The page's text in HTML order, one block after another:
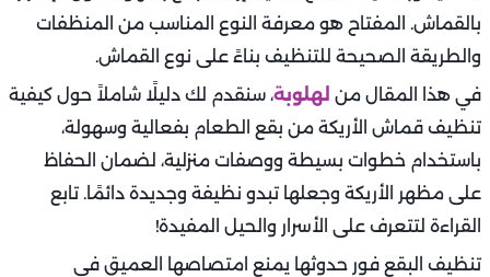
بالقماش. المفتاح هو معرفة النوع المناسب من المنظفات
والطريقة الصحيحة للتنظيف بناءً على نوع القماش.
في هذا المقال من لهلوبة، سنقدم لك دليلًا شاملاً حول كيفية
تنظيف قماش الأريكة من بقع الطعام بفعالية وسهولة،
باستخدام خطوات بسيطة ووصفات منزلية، لضمان الحفاظ
على مظهر الأريكة وجعلها تبدو نظيفة وجديدة دائمًا. تابع
القراءة لتتعرف على الأسرار والحيل المفيدة!
تنظيف البقع فور حدوثها يمنع امتصاصها العميق في